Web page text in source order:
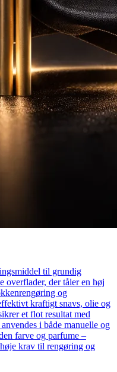
til grundig
overflader, der tåler en høj
og
kraftigt snavs, olie og
et flot resultat med
i både manuelle og
farve og parfume –
krav til rengøring og